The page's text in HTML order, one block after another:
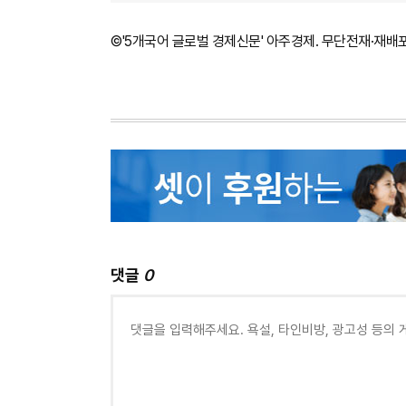
©'5개국어 글로벌 경제신문' 아주경제. 무단전재·재배
댓글 0